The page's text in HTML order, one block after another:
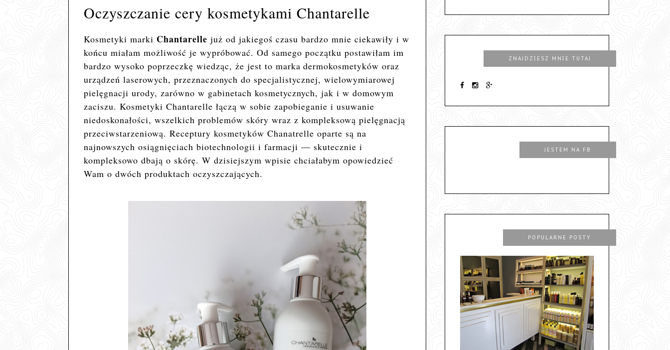
Oczyszczanie cery kosmetykami Chantarelle
Kosmetyki marki Chantarelle już od jakiegoś czasu bardzo mnie ciekawiły i w
końcu miałam możliwość je wypróbować. Od samego początku postawiłam im
bardzo wysoko poprzeczkę wiedząc, że jest to marka dermokosmetyków oraz
urządzeń laserowych, przeznaczonych do specjalistycznej, wielowymiarowej
pielęgnacji urody, zarówno w gabinetach kosmetycznych, jak i w domowym
zaciszu. Kosmetyki Chantarelle łączą w sobie zapobieganie i usuwanie
niedoskonałości, wszelkich problemów skóry wraz z kompleksową pielęgnacją
przeciwstarzeniową. Receptury kosmetyków Chanatrelle oparte są na
najnowszych osiągnięciach biotechnologii i farmacji — skutecznie i
kompleksowo dbają o skórę. W dzisiejszym wpisie chciałabym opowiedzieć
Wam o dwóch produktach oczyszczających.
ZNAJDZIESZ MNIE TUTAJ
JESTEM NA FB
POPULARNE POSTY